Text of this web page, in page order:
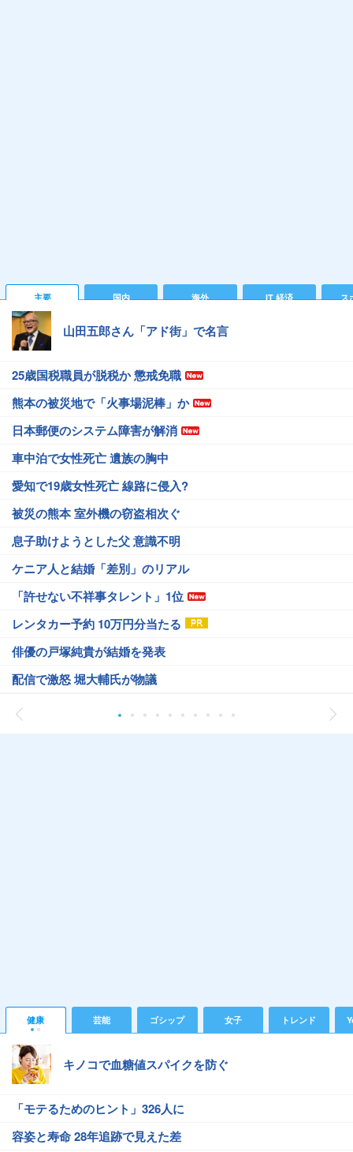
主要 国内 海外 IT 経済 ス
山田五郎さん「アド街」で名言
25歳国税職員が脱税か 懲戒免職
熊本の被災地で「火事場泥棒」か
日本郵便のシステム障害が解消
車中泊で女性死亡 遺族の胸中
愛知で19歳女性死亡 線路に侵入?
被災の熊本 室外機の窃盗相次ぐ
息子助けようとした父 意識不明
ケニア人と結婚「差別」のリアル
「許せない不祥事タレント」1位
レンタカー予約 10万円分当たる
俳優の戸塚純貴が結婚を発表
配信で激怒 堀大輔氏が物議
健康 芸能 ゴシップ 女子 トレンド
キノコで血糖値スパイクを防ぐ
「モテるためのヒント」326人に
容姿と寿命 28年追跡で見えた差